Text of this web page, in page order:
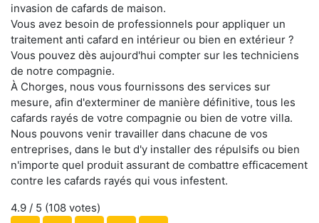
invasion de cafards de maison.
Vous avez besoin de professionnels pour appliquer un
traitement anti cafard en intérieur ou bien en extérieur ?
Vous pouvez dès aujourd'hui compter sur les techniciens
de notre compagnie.
À Chorges, nous vous fournissons des services sur
mesure, afin d'exterminer de manière définitive, tous les
cafards rayés de votre compagnie ou bien de votre villa.
Nous pouvons venir travailler dans chacune de vos
entreprises, dans le but d'y installer des répulsifs ou bien
n'importe quel produit assurant de combattre efficacement
contre les cafards rayés qui vous infestent.
4.9 / 5 (108 votes)